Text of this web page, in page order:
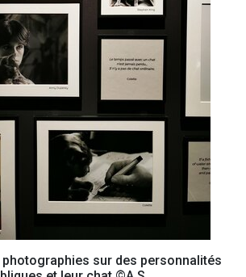
sur des personnalités